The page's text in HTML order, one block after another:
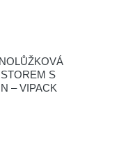
S
– VIPACK